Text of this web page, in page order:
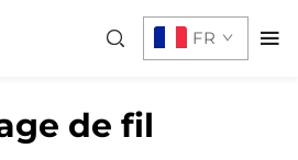
FR
de fil